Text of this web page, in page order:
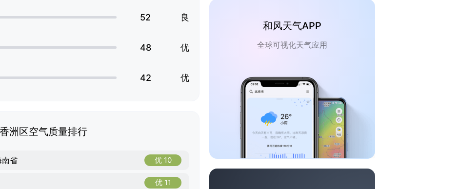
52 良
48 优
42 优
香洲区空气质量排行
南省 优 10
优 11
和风天气APP
全球可视化天气应用